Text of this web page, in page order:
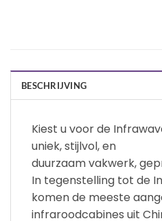
BESCHRIJVING
Kiest u voor de
uniek, stijlvol, en
duurzaam vakwerk,
In tegenstelling tot de
komen de meeste
infraroodcabines uit